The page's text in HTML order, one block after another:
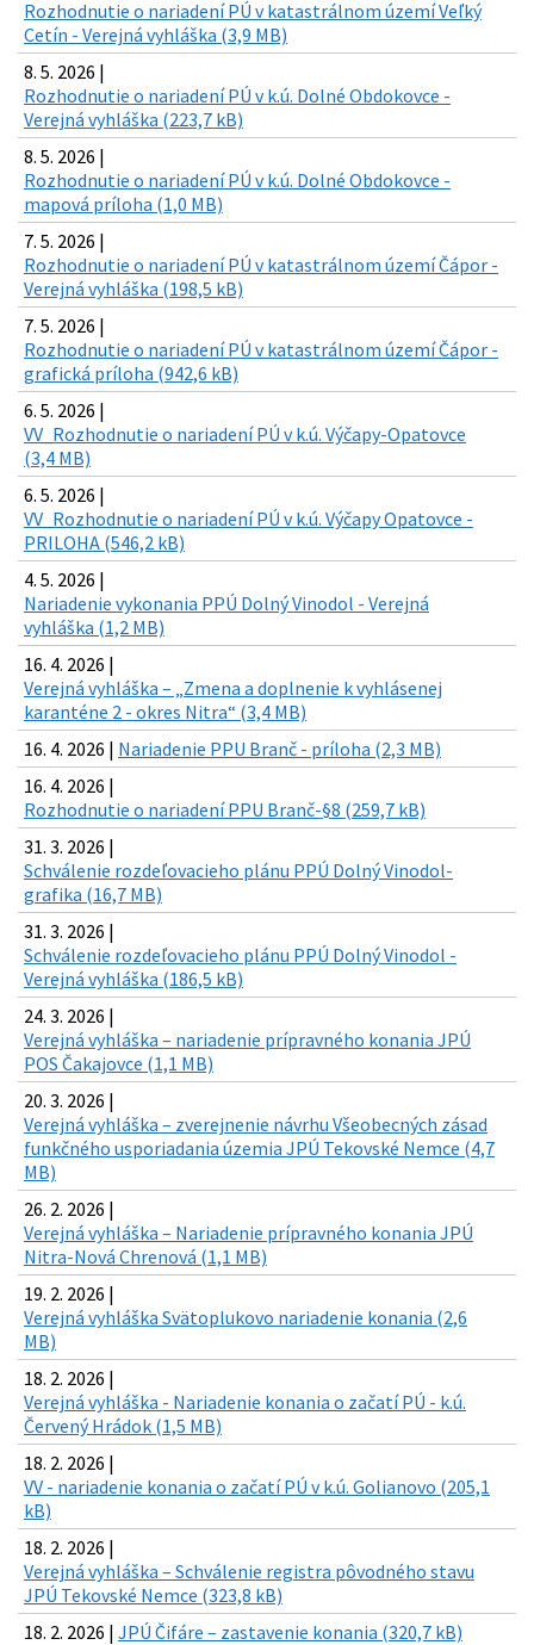
Rozhodnutie o nariadení PÚ v katastrálnom území Veľký
Cetín - Verejná vyhláška (3,9 MB)
8. 5. 2026 |
Rozhodnutie o nariadení PÚ v k.ú. Dolné Obdokovce -
Verejná vyhláška (223,7 kB)
8. 5. 2026 |
Rozhodnutie o nariadení PÚ v k.ú. Dolné Obdokovce -
mapová príloha (1,0 MB)
7. 5. 2026 |
Rozhodnutie o nariadení PÚ v katastrálnom území Čápor -
Verejná vyhláška (198,5 kB)
7. 5. 2026 |
Rozhodnutie o nariadení PÚ v katastrálnom území Čápor -
grafická príloha (942,6 kB)
6. 5. 2026 |
VV_Rozhodnutie o nariadení PÚ v k.ú. Výčapy-Opatovce
(3,4 MB)
6. 5. 2026 |
VV_Rozhodnutie o nariadení PÚ v k.ú. Výčapy Opatovce -
PRILOHA (546,2 kB)
4. 5. 2026 |
Nariadenie vykonania PPÚ Dolný Vinodol - Verejná
vyhláška (1,2 MB)
16. 4. 2026 |
Verejná vyhláška – „Zmena a doplnenie k vyhlásenej
karanténe 2 - okres Nitra“ (3,4 MB)
16. 4. 2026 | Nariadenie PPU Branč - príloha (2,3 MB)
16. 4. 2026 |
Rozhodnutie o nariadení PPU Branč-§8 (259,7 kB)
31. 3. 2026 |
Schválenie rozdeľovacieho plánu PPÚ Dolný Vinodol-
grafika (16,7 MB)
31. 3. 2026 |
Schválenie rozdeľovacieho plánu PPÚ Dolný Vinodol -
Verejná vyhláška (186,5 kB)
24. 3. 2026 |
Verejná vyhláška – nariadenie prípravného konania JPÚ
POS Čakajovce (1,1 MB)
20. 3. 2026 |
Verejná vyhláška – zverejnenie návrhu Všeobecných zásad
funkčného usporiadania územia JPÚ Tekovské Nemce (4,7
MB)
26. 2. 2026 |
Verejná vyhláška – Nariadenie prípravného konania JPÚ
Nitra-Nová Chrenová (1,1 MB)
19. 2. 2026 |
Verejná vyhláška Svätoplukovo nariadenie konania (2,6
MB)
18. 2. 2026 |
Verejná vyhláška - Nariadenie konania o začatí PÚ - k.ú.
Červený Hrádok (1,5 MB)
18. 2. 2026 |
VV - nariadenie konania o začatí PÚ v k.ú. Golianovo (205,1
kB)
18. 2. 2026 |
Verejná vyhláška – Schválenie registra pôvodného stavu
JPÚ Tekovské Nemce (323,8 kB)
18. 2. 2026 | JPÚ Čifáre – zastavenie konania (320,7 kB)